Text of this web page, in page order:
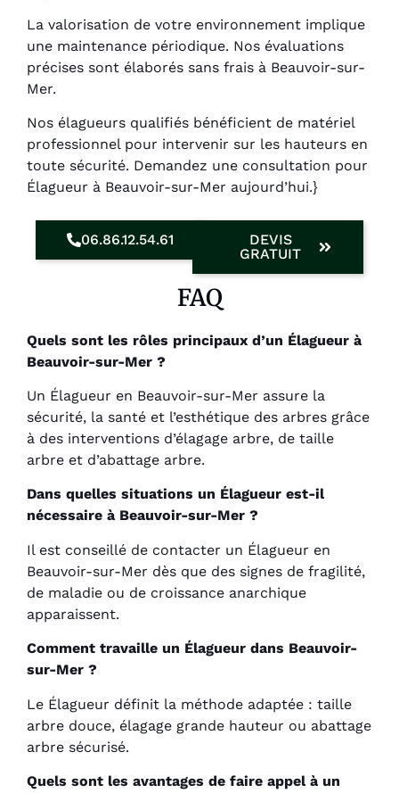
La valorisation de votre environnement implique
une maintenance périodique. Nos évaluations
précises sont élaborés sans frais à Beauvoir-sur-
Mer.
Nos élagueurs qualifiés bénéficient de matériel
professionnel pour intervenir sur les hauteurs en
toute sécurité. Demandez une consultation pour
Élagueur à Beauvoir-sur-Mer aujourd’hui.}
06.86.12.54.61
DEVIS
GRATUIT
FAQ
Quels sont les rôles principaux d’un Élagueur à
Beauvoir-sur-Mer ?
Un Élagueur en Beauvoir-sur-Mer assure la
sécurité, la santé et l’esthétique des arbres grâce
à des interventions d’élagage arbre, de taille
arbre et d’abattage arbre.
Dans quelles situations un Élagueur est-il
nécessaire à Beauvoir-sur-Mer ?
Il est conseillé de contacter un Élagueur en
Beauvoir-sur-Mer dès que des signes de fragilité,
de maladie ou de croissance anarchique
apparaissent.
Comment travaille un Élagueur dans Beauvoir-
sur-Mer ?
Le Élagueur définit la méthode adaptée : taille
arbre douce, élagage grande hauteur ou abattage
arbre sécurisé.
Quels sont les avantages de faire appel à un